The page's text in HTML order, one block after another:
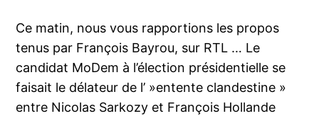
Ce matin, nous vous rapportions les propos
tenus par François Bayrou, sur RTL … Le
candidat MoDem à l’élection présidentielle se
faisait le délateur de l’ »entente clandestine »
entre Nicolas Sarkozy et François Hollande